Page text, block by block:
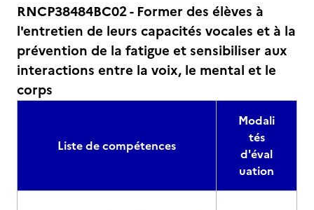
RNCP38484BC02 - Former des élèves à
l'entretien de leurs capacités vocales et à la
prévention de la fatigue et sensibiliser aux
interactions entre la voix, le mental et le
corps
Liste de compétences
Modali
tés
d'éval
uation